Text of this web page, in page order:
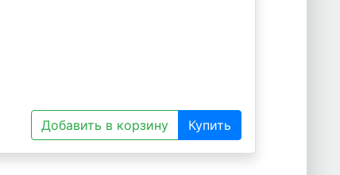
Добавить в корзину Купить